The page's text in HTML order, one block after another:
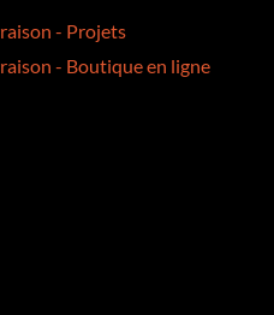
- Projets
- Boutique en ligne